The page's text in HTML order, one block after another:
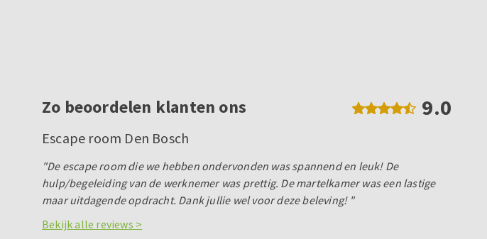
Zo beoordelen klanten ons 9.0
Escape room Den Bosch
"De escape room die we hebben ondervonden was spannend en leuk! De
hulp/begeleiding van de werknemer was prettig. De martelkamer was een lastige
maar uitdagende opdracht. Dank jullie wel voor deze beleving! "
Bekijk alle reviews >